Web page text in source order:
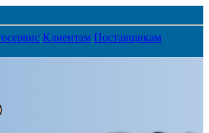
Клиентам Поставщикам